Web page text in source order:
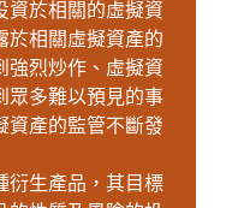
資於相關的虛擬資
於相關虛擬資產的
強烈炒作、虛擬資
眾多難以預見的事
資產的監管不斷發
衍生產品，其目標